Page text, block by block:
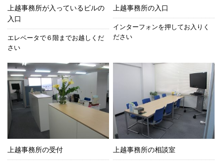
上越事務所が入っているビルの
入口
エレベータで６階までお越しくだ
さい
上越事務所の入口
インターフォンを押してお入りく
ださい
上越事務所の受付 上越事務所の相談室